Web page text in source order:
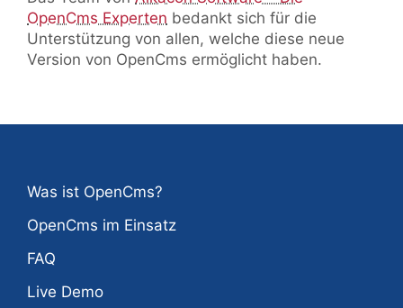
OpenCms Experten bedankt sich für die
Unterstützung von allen, welche diese neue
Version von OpenCms ermöglicht haben.
Was ist OpenCms?
OpenCms im Einsatz
FAQ
Live Demo